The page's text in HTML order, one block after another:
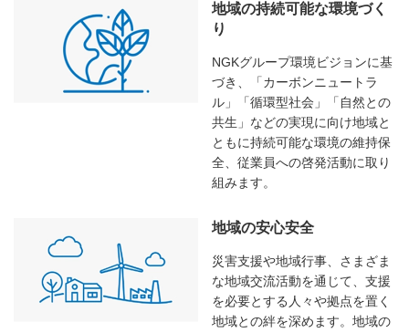
地域の持続可能な環境づく
り
NGKグループ環境ビジョンに基
づき、「カーボンニュートラ
ル」「循環型社会」「自然との
共生」などの実現に向け地域と
ともに持続可能な環境の維持保
全、従業員への啓発活動に取り
組みます。
地域の安心安全
災害支援や地域行事、さまざま
な地域交流活動を通じて、支援
を必要とする人々や拠点を置く
地域との絆を深めます。地域の